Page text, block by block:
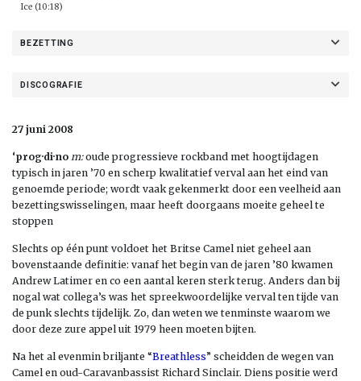
Ice (10:18)
BEZETTING
DISCOGRAFIE
27 juni 2008
‘prog·di·no m:oude progressieve rockband met hoogtijdagen
typisch in jaren ’70 en scherp kwalitatief verval aan het eind van
genoemde periode; wordt vaak gekenmerkt door een veelheid aan
bezettingswisselingen, maar heeft doorgaans moeite geheel te
stoppen
Slechts op één punt voldoet het Britse Camel niet geheel aan
bovenstaande definitie: vanaf het begin van de jaren ’80 kwamen
Andrew Latimer en co een aantal keren sterk terug. Anders dan bij
nogal wat collega’s was het spreekwoordelijke verval ten tijde van
de punk slechts tijdelijk. Zo, dan weten we tenminste waarom we
door deze zure appel uit 1979 heen moeten bijten.
Na het al evenmin briljante “Breathless” scheidden de wegen van
Camel en oud-Caravanbassist Richard Sinclair. Diens positie werd